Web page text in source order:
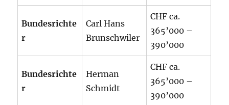
Bundesrichte
r
Carl Hans
Brunschwiler
CHF ca.
365’000 –
390’000
Bundesrichte
r
Herman
Schmidt
CHF ca.
365’000 –
390’000